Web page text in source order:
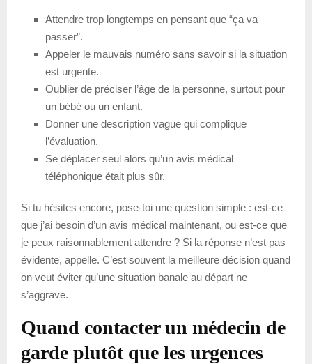
Attendre trop longtemps en pensant que “ça va
passer”.
Appeler le mauvais numéro sans savoir si la situation
est urgente.
Oublier de préciser l’âge de la personne, surtout pour
un bébé ou un enfant.
Donner une description vague qui complique
l’évaluation.
Se déplacer seul alors qu’un avis médical
téléphonique était plus sûr.
Si tu hésites encore, pose-toi une question simple : est-ce
que j’ai besoin d’un avis médical maintenant, ou est-ce que
je peux raisonnablement attendre ? Si la réponse n’est pas
évidente, appelle. C’est souvent la meilleure décision quand
on veut éviter qu’une situation banale au départ ne
s’aggrave.
Quand contacter un médecin de
garde plutôt que les urgences